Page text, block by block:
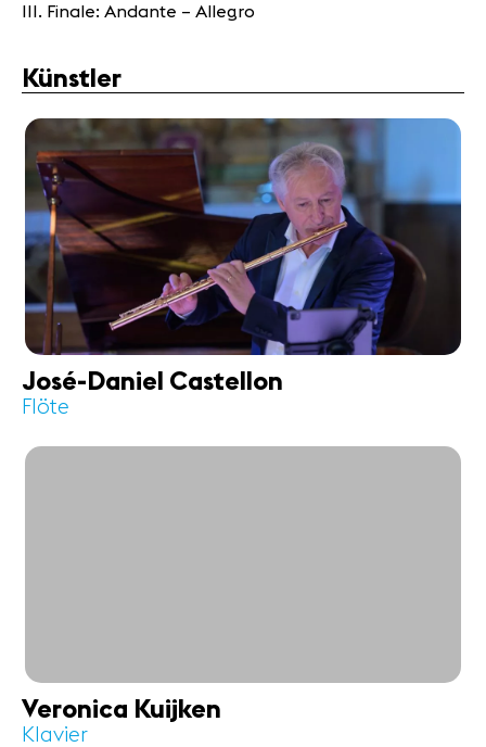
III. Finale: Andante – Allegro
Künstler
José-Daniel Castellon
Flöte
Veronica Kuijken
Klavier